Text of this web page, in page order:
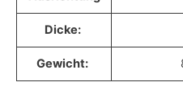
Dicke:
Gewicht: